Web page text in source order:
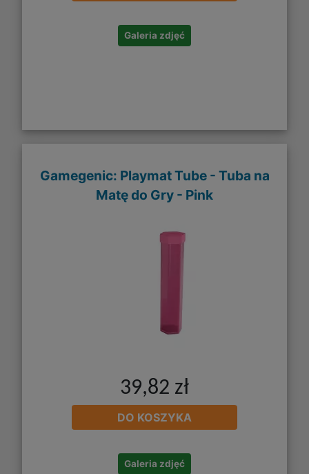
Galeria zdjęć
Gamegenic: Playmat Tube - Tuba na
Matę do Gry - Pink
39,82 zł
DO KOSZYKA
Galeria zdjęć